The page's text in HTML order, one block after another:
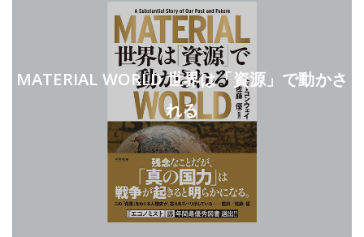
MATERIAL WORLD 世界は「資源」で動かさ
れる